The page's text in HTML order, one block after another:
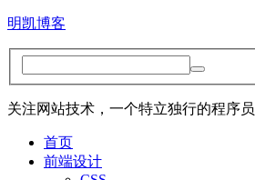
明凯博客
关注网站技术，一个特立独行的程序员
首页
前端设计